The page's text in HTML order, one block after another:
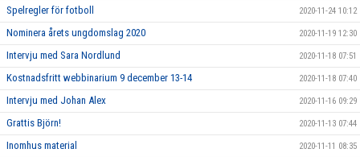
Spelregler för fotboll 2020-11-24 10:12
Nominera årets ungdomslag 2020 2020-11-19 12:30
Intervju med Sara Nordlund 2020-11-18 07:51
Kostnadsfritt webbinarium 9 december 13-14 2020-11-18 07:40
Intervju med Johan Alex 2020-11-16 09:29
Grattis Björn! 2020-11-13 07:44
Inomhus material 2020-11-11 08:35